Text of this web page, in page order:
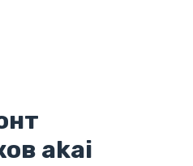
akai